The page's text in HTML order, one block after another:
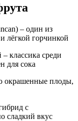
– один из
лёгкой горчинкой
классика среди
для сока
окрашенные плоды,
с
сладкий вкус